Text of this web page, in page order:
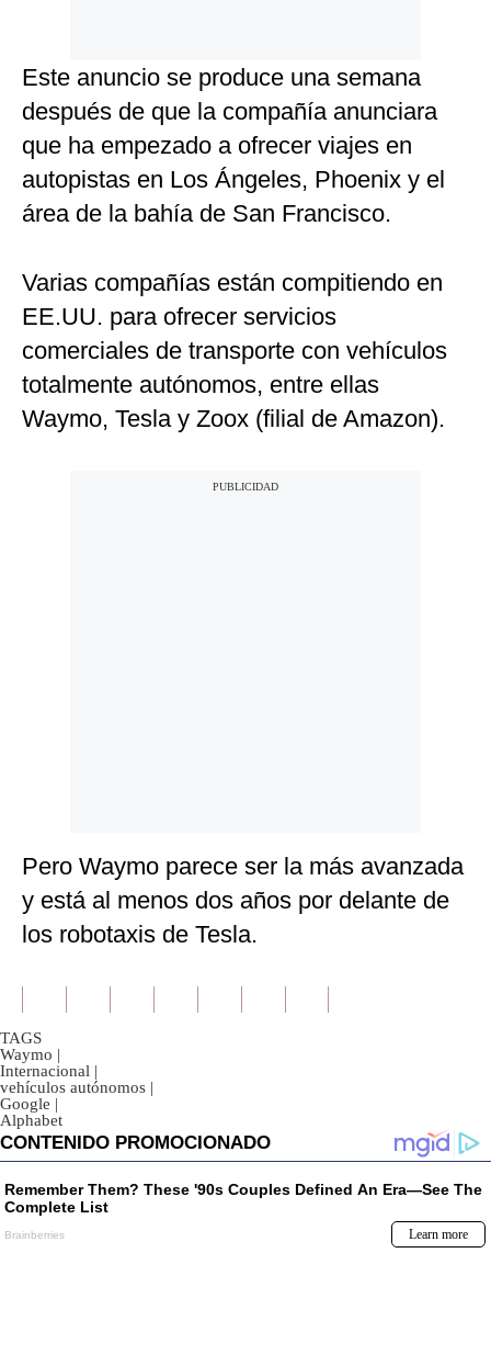
Este anuncio se produce una semana
después de que la compañía anunciara
que ha empezado a ofrecer viajes en
autopistas en Los Ángeles, Phoenix y el
área de la bahía de San Francisco.
Varias compañías están compitiendo en
EE.UU. para ofrecer servicios
comerciales de transporte con vehículos
totalmente autónomos, entre ellas
Waymo, Tesla y Zoox (filial de Amazon).
Pero Waymo parece ser la más avanzada
y está al menos dos años por delante de
los robotaxis de Tesla.
TAGS
Waymo |
Internacional |
vehículos autónomos |
Google |
Alphabet